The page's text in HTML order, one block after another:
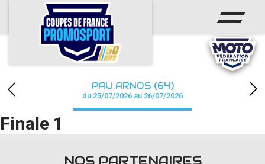
ACCUEIL
ACTUS
CALENDRIER
CHAMPIONNAT
RÉSULTATS
PAU ARNOS (64)
du 25/07/2026 au 26/07/2026
Finale 1
NOS PARTENAIRES